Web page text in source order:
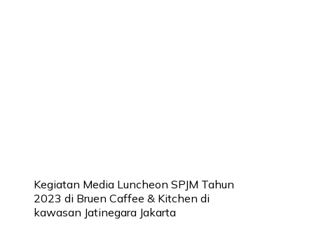
Kegiatan Media Luncheon SPJM Tahun
2023 di Bruen Caffee & Kitchen di
kawasan Jatinegara Jakarta